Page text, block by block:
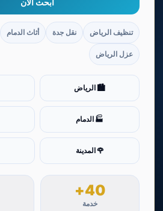
تنظيف الرياض نقل جدة أثاث الدمام
عزل الرياض
🏙️ الرياض
🏭 الدمام
🌹 المدينة
40+
خدمة